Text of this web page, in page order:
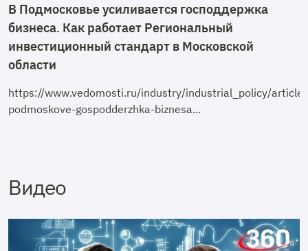
В Подмосковье усиливается господдержка
бизнеса. Как работает Региональный
инвестиционный стандарт в Московской
области
https://www.vedomosti.ru/industry/industrial_policy/
podmoskove-gospodderzhka-biznesa...
Видео